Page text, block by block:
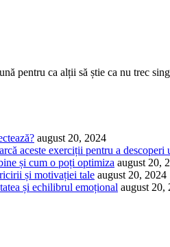
pentru ca alții să știe ca nu trec
august 20, 2024
aceste exerciții pentru a
și cum o poți optimiza august 20,
și motivației tale august 20, 2024
și echilibrul emoțional august 20,